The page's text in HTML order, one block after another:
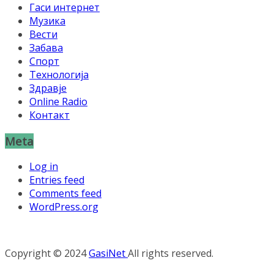
Гаси интернет
Музика
Вести
Забава
Спорт
Технологија
Здравје
Online Radio
Контакт
Meta
Log in
Entries feed
Comments feed
WordPress.org
Copyright © 2024GasiNetAll rights reserved.